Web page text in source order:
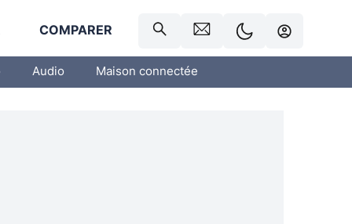
COMPARER
Audio Maison connectée